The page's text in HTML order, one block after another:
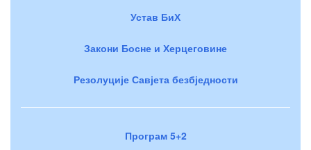
Устав БиХ
Закони Босне и Херцеговине
Резолуције Савјета безбједности
Програм 5+2